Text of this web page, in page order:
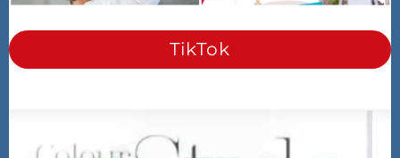
TikTok